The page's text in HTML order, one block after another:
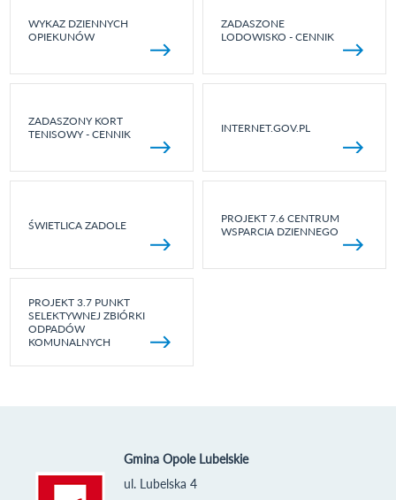
WYKAZ DZIENNYCH
OPIEKUNÓW
ZADASZONE
LODOWISKO - CENNIK
ZADASZONY KORT
TENISOWY - CENNIK
INTERNET.GOV.PL
ŚWIETLICA ZADOLE
PROJEKT 7.6 CENTRUM
WSPARCIA DZIENNEGO
PROJEKT 3.7 PUNKT
SELEKTYWNEJ ZBIÓRKI
ODPADÓW
KOMUNALNYCH
Gmina Opole Lubelskie
ul. Lubelska 4